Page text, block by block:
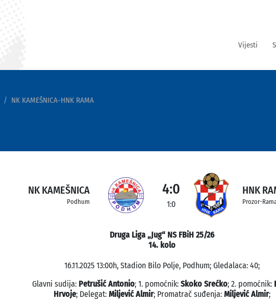
Vijesti
NK KAMEŠNICA-HNK RAMA
NK KAMEŠNICA
Podhum
4:0
1:0
HNK
Prozor-
Druga Liga „Jug“ NS FBiH 25/26
14. kolo
16.11.2025 13:00h, Stadion Bilo Polje, Podhum; Gledalaca: 40;
Glavni sudija: Petrušić Antonio; 1. pomoćnik: Skoko Srećko; 2. pomoćnik:
Hrvoje; Delegat: Miljević Almir; Promatrač suđenja: Miljević Almir;